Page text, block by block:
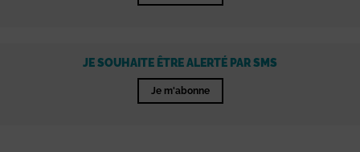
JE SOUHAITE ÊTRE ALERTÉ PAR SMS
Je m'abonne